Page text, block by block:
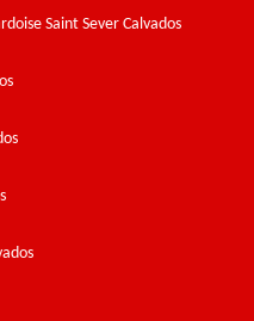
Saint Sever Calvados